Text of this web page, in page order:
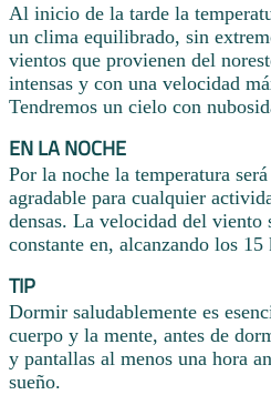
Al inicio de la tarde la
un clima equilibrado, sin
vientos que provienen del
intensas y con una velocidad
Tendremos un cielo con
EN LA NOCHE
Por la noche la temperatura
agradable para cualquier
densas. La velocidad del viento
constante en, alcanzando los 15
TIP
Dormir saludablemente es
cuerpo y la mente, antes de
y pantallas al menos una hora
sueño.